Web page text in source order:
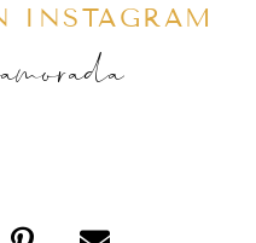
INSTAGRAM